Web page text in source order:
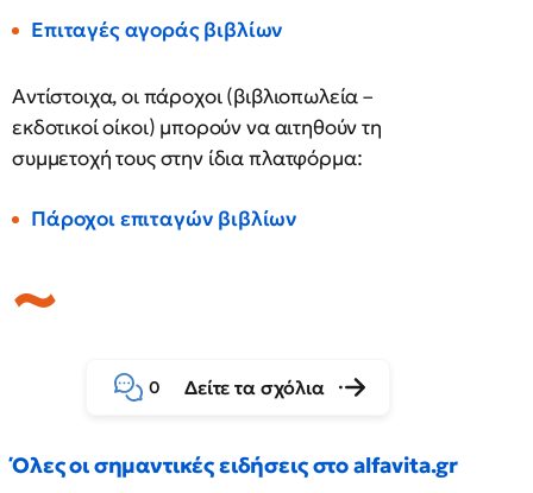
Επιταγές αγοράς βιβλίων
Αντίστοιχα, οι πάροχοι (βιβλιοπωλεία –
εκδοτικοί οίκοι) μπορούν να αιτηθούν τη
συμμετοχή τους στην ίδια πλατφόρμα:
Πάροχοι επιταγών βιβλίων
0 Δείτε τα σχόλια
Όλες οι σημαντικές ειδήσεις στο alfavita.gr